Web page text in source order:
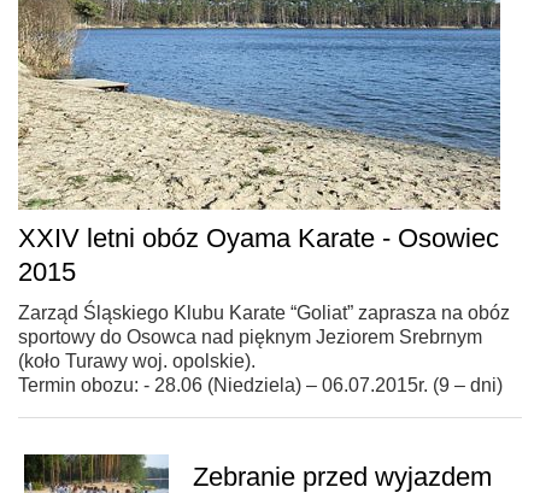
XXIV letni obóz Oyama Karate - Osowiec
2015
Zarząd Śląskiego Klubu Karate “Goliat” zaprasza na obóz
sportowy do Osowca nad pięknym Jeziorem Srebrnym
(koło Turawy woj. opolskie).
Termin obozu: - 28.06 (Niedziela) – 06.07.2015r. (9 – dni)
Zebranie przed wyjazdem